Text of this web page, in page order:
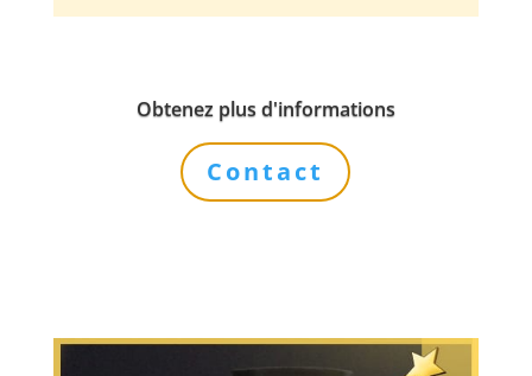
Obtenez plus d'informations
Contact